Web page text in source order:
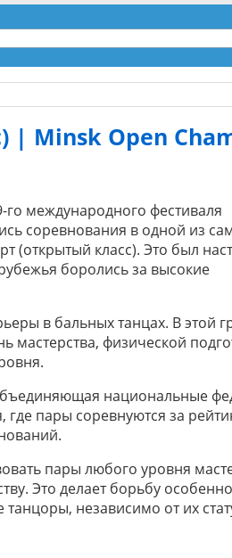
| Minsk Open
го международного фестиваля
соревнования в одной из
(открытый класс). Это был
боролись за высокие
в бальных танцах. В этой
мастерства, физической
национальные
пары соревнуются за
пары любого уровня
Это делает борьбу особенно
независимо от их